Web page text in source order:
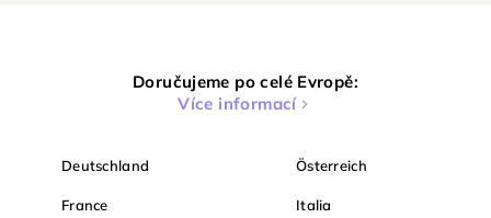
Doručujeme po celé Evropě:
Více informací
Deutschland Österreich
France Italia